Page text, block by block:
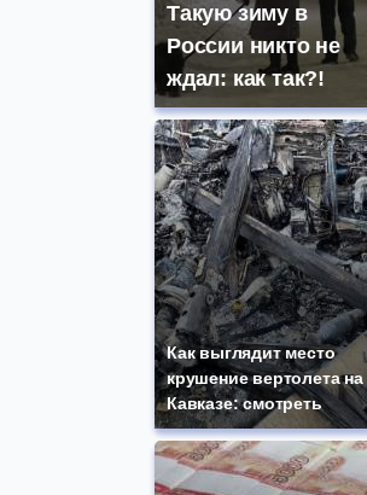
Такую зиму в
России никто не
ждал: как так?!
Как выглядит место
крушение вертолета на
Кавказе: смотреть